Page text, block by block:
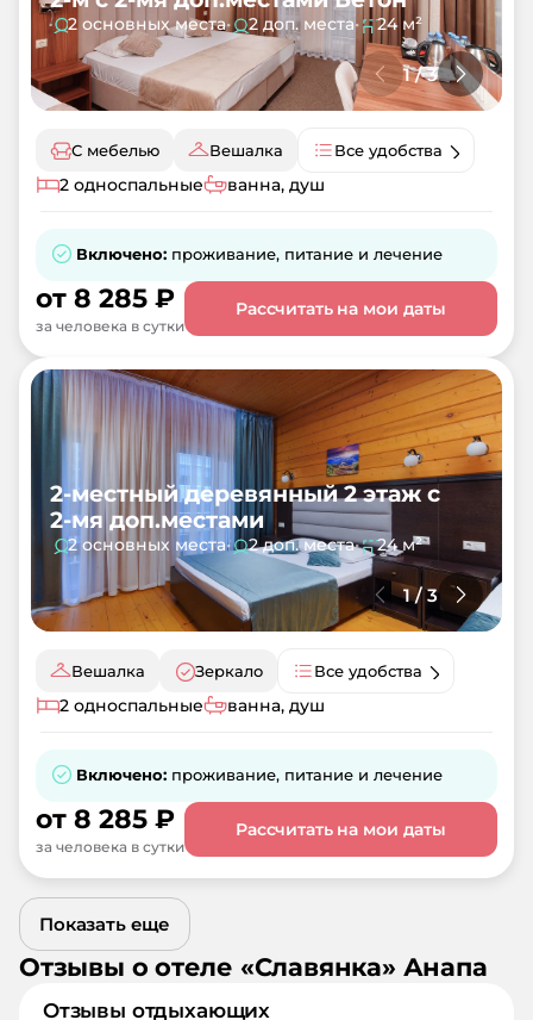
2 основных места• 2 доп. места• 24 м²
1/3
С мебелью Вешалка
Все удобства
2 односпальные
ванна, душ
Включено: проживание, питание и лечение
от 8 285 ₽
за человека в сутки
Рассчитать на мои даты
2-местный деревянный 2 этаж с
2-мя доп.местами
2 основных места• 2 доп. места• 24 м²
1/3
Вешалка Зеркало
Все удобства
2 односпальные
ванна, душ
Включено: проживание, питание и лечение
от 8 285 ₽
за человека в сутки
Рассчитать на мои даты
Показать еще
Отзывы оотеле «Славянка» Анапа
Отзывы отдыхающих